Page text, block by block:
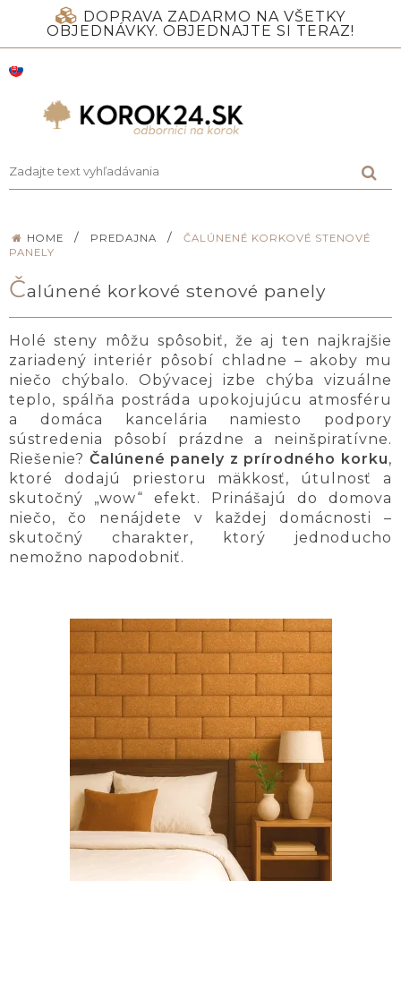
DOPRAVA ZADARMO NA VŠETKY
OBJEDNÁVKY. OBJEDNAJTE SI TERAZ!
HOME / PREDAJNA /
ČALÚNENÉ KORKOVÉ STENOVÉ
PANELY
Čalúnené korkové stenové panely
Holé steny môžu spôsobiť, že aj ten najkrajšie
zariadený interiér pôsobí chladne – akoby mu
niečo chýbalo. Obývacej izbe chýba vizuálne
teplo, spálňa postráda upokojujúcu atmosféru
a domáca kancelária namiesto podpory
sústredenia pôsobí prázdne a neinšpiratívne.
Riešenie? Čalúnené panely z prírodného korku,
ktoré dodajú priestoru mäkkosť, útulnosť a
skutočný „wow“ efekt. Prinášajú do domova
niečo, čo nenájdete v každej domácnosti –
skutočný charakter, ktorý jednoducho
nemožno napodobniť.